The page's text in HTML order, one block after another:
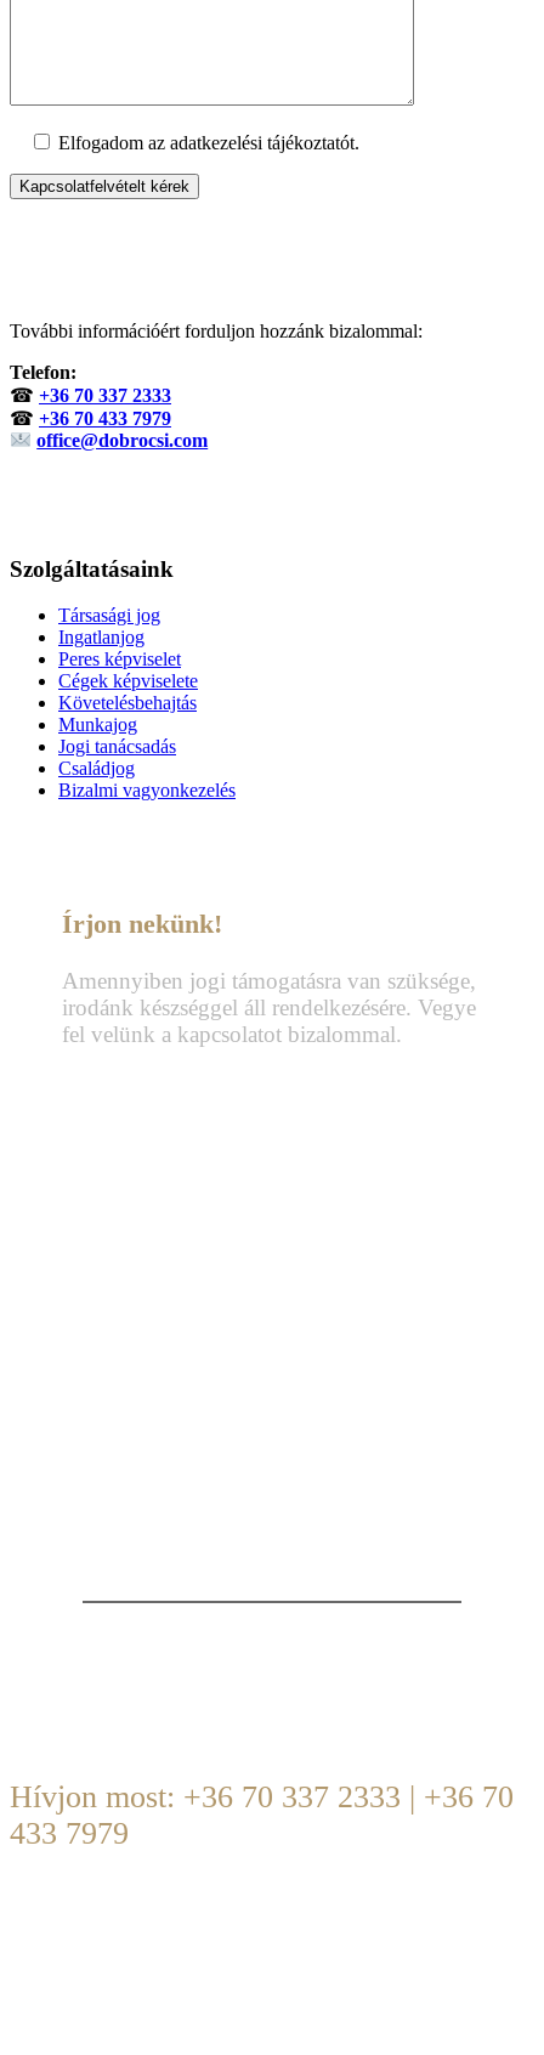
Elfogadom az adatkezelési tájékoztatót.
További információért forduljon hozzánk bizalommal:
Telefon:
☎ +36 70 337 2333
☎ +36 70 433 7979
office@dobrocsi.com
Szolgáltatásaink
Társasági jog
Ingatlanjog
Peres képviselet
Cégek képviselete
Követelésbehajtás
Munkajog
Jogi tanácsadás
Családjog
Bizalmi vagyonkezelés
Írjon nekünk!
Amennyiben jogi támogatásra van szüksége,
irodánk készséggel áll rendelkezésére. Vegye
fel velünk a kapcsolatot bizalommal.
Hívjon most: +36 70 337 2333 | +36 70
433 7979